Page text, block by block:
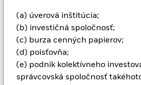
(a) úverová inštitúcia;
(b) investičná spoločnosť;
(c) burza cenných papierov;
(d) poisťovňa;
(e) podnik kolektívneho
správcovská spoločnosť
Investori nesmú získať späť pôvodne
Všetky menovo zabezpečené triedy
používajú deriváty na zabezpečenie
derivátov pre konkrétnu triedu akcií by
potenciálne riziko nákazy (známe aj
triedy akcií vo fonde. Správcovská
boli zavedené vhodné postupy na